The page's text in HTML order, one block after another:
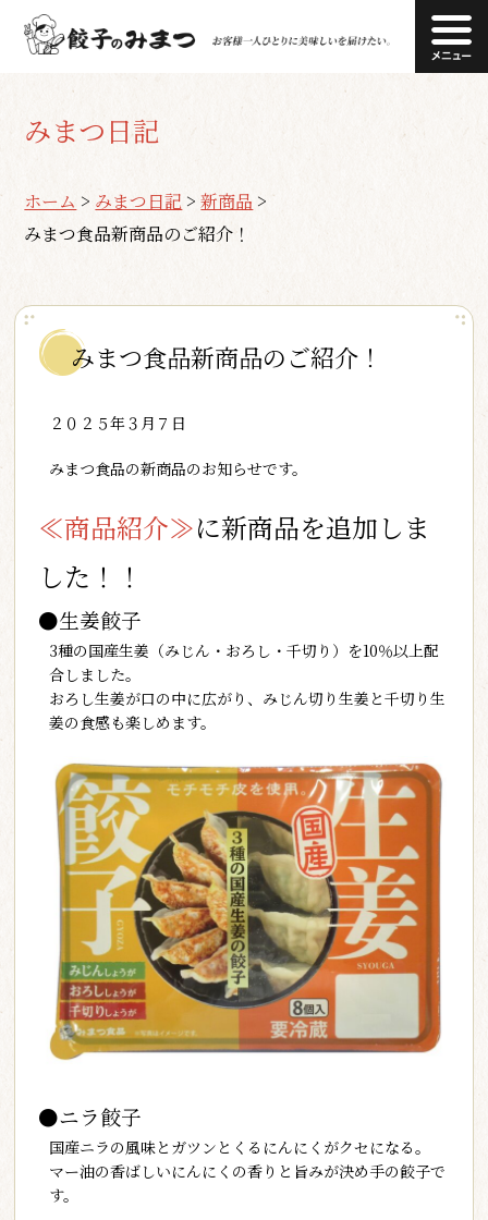
みまつ日記
ホーム > みまつ日記 >新商品 >
みまつ食品新商品のご紹介！
みまつ食品新商品のご紹介！
２０２５年３月７日
みまつ食品の新商品のお知らせです。
≪商品紹介≫に新商品を追加しま
した！！
●生姜餃子
3種の国産生姜（みじん・おろし・千切り）を10％以上配
合しました。
おろし生姜が口の中に広がり、みじん切り生姜と千切り生
姜の食感も楽しめます。
●ニラ餃子
国産ニラの風味とガツンとくるにんにくがクセになる。
マー油の香ばしいにんにくの香りと旨みが決め手の餃子で
す。